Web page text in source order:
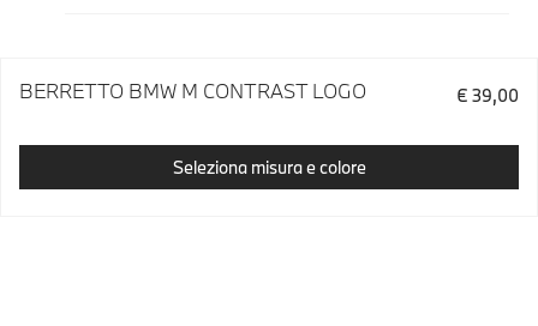
BERRETTO BMW M CONTRAST LOGO € 39,00
Seleziona misura e colore